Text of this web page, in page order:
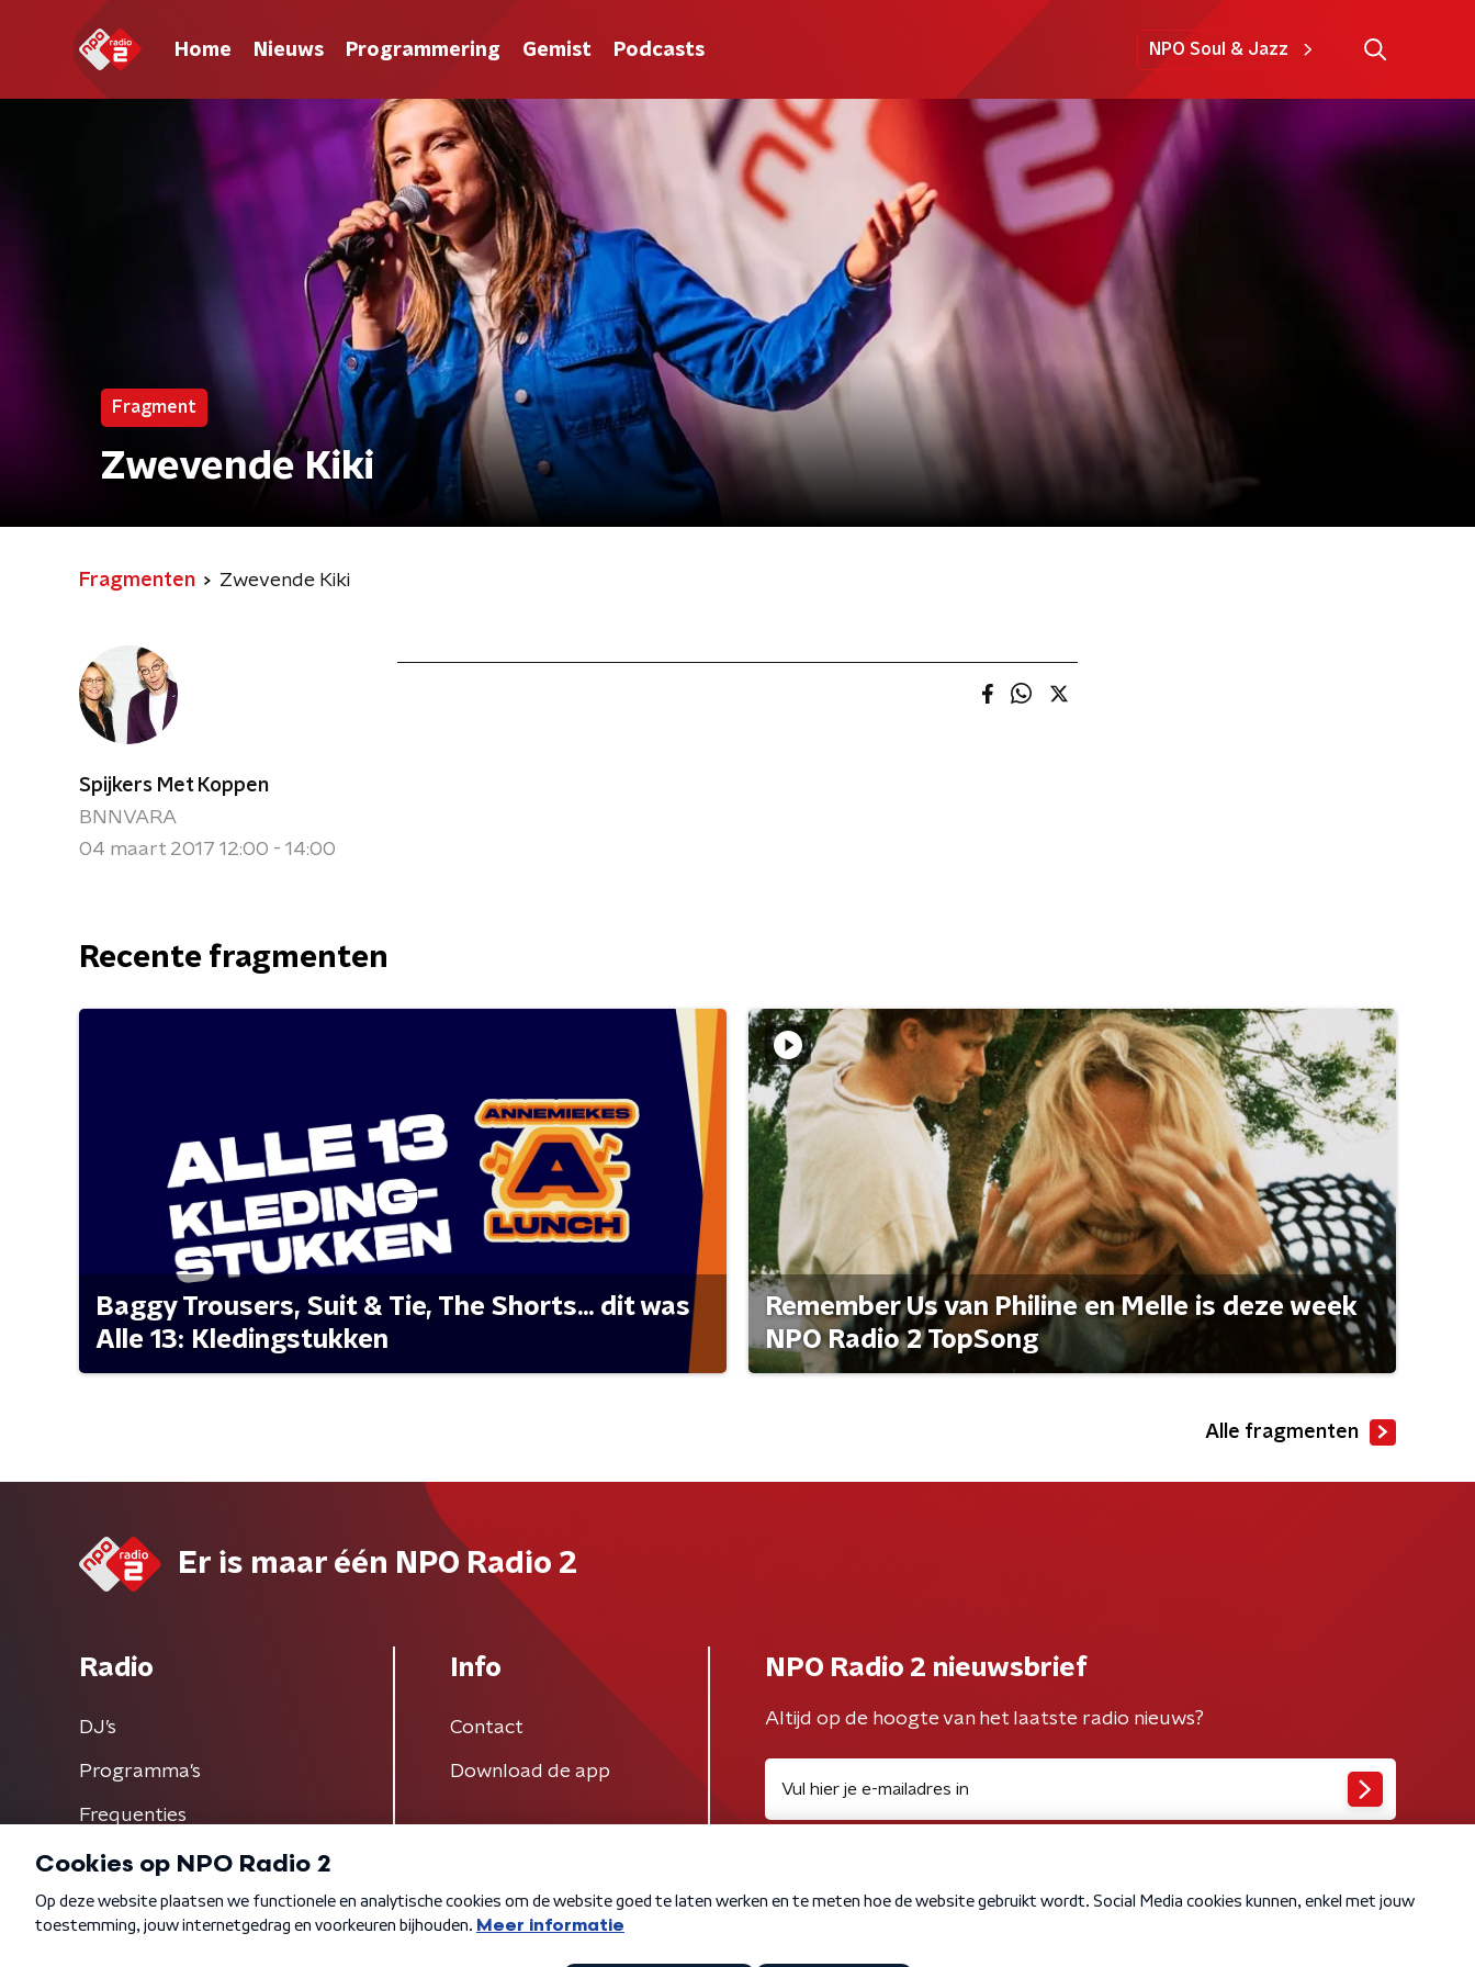
Home Nieuws Programmering Gemist Podcasts NPO Soul & Jazz
Fragment
Zwevende Kiki
Fragmenten Zwevende Kiki
Spijkers Met Koppen
BNNVARA
04 maart 2017 12:00 - 14:00
Recente fragmenten
Baggy Trousers, Suit & Tie, The Shorts... dit was
Alle 13: Kledingstukken
Remember Us van Philine en Melle is deze week
NPO Radio 2 TopSong
Alle fragmenten
Er is maar één NPO Radio 2
Radio
DJ’s
Programma's
Frequenties
Info
Contact
Download de app
NPO Radio 2 nieuwsbrief
Altijd op de hoogte van het laatste radio nieuws?
Algemene voorwaarden Privacybeleid